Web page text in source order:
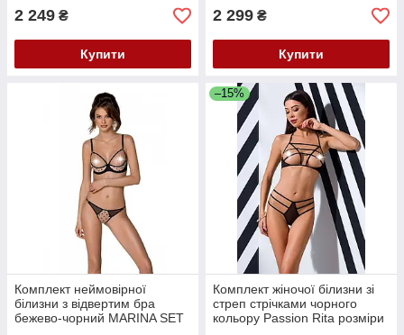
2 249 ₴
Купити
2 299 ₴
Купити
Комплект неймовірної
білизни з відвертим бра
бежево-чорний MARINA SET
–15%
Комплект жіночої білизни зі
стреп стрічками чорного
кольору Passion Rita розміри